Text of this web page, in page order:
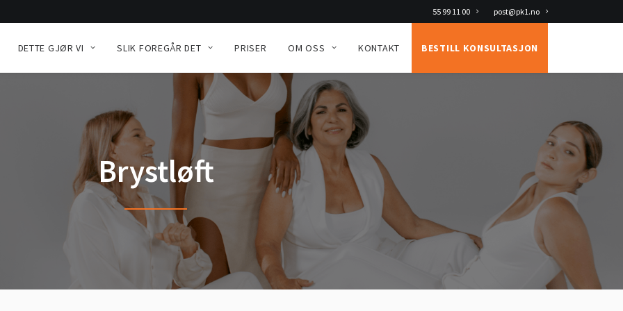
55 99 11 00 post@pk1.no
DETTE GJØR VI SLIK FOREGÅR DET PRISER OM OSS KONTAKT BESTILL KONSULTASJON
Brystløft